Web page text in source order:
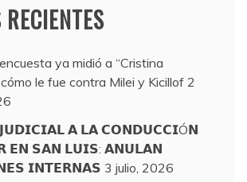
ya midió a “Cristina
le fue contra Milei y Kicillof 2
𝗔 𝗟𝗔 𝗖𝗢𝗡𝗗𝗨𝗖𝗖𝗜Ó𝗡
𝗘𝗡 𝗦𝗔𝗡 𝗟𝗨𝗜𝗦: 𝗔𝗡𝗨𝗟𝗔𝗡
𝗜𝗡𝗧𝗘𝗥𝗡𝗔𝗦 3 julio, 2026